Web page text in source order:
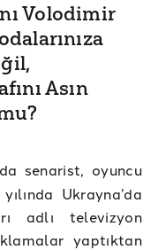
Volodimir
Asın
senarist, oyuncu
Ukrayna’da
adlı televizyon
yaptıktan